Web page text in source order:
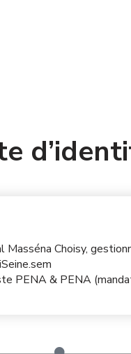
Masséna Choisy,
PENA & PENA